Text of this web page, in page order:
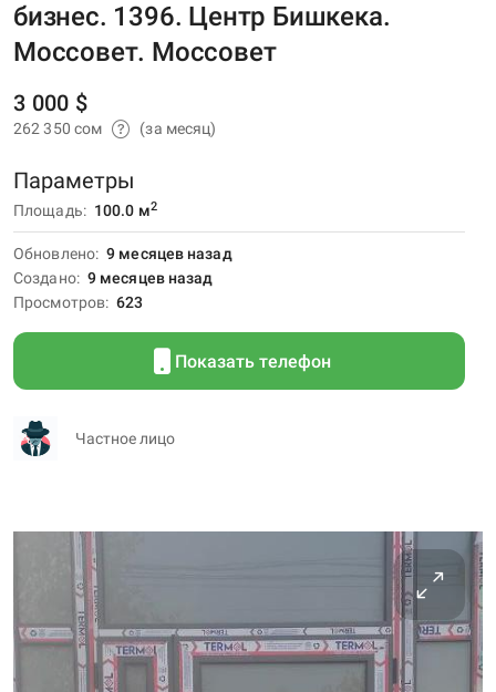
бизнес. 1396. Центр Бишкека.
Моссовет. Моссовет
3 000 $
262 350 сом (за месяц)
Параметры
Площадь 100.0 м2
Обновлено
9 месяцев назад
Создано
9 месяцев назад
Просмотров
623
Показать телефон
Частное лицо